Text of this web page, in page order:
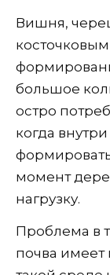
Вишня,
большое
остро
когда
момент
нагрузку.
Проблема в
почва